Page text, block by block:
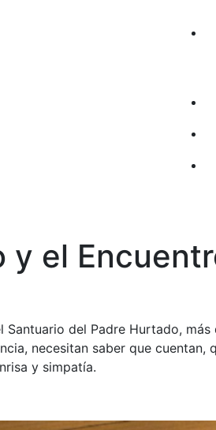
y el
del Padre Hurtado, más
necesitan saber que cuentan,
y simpatía.